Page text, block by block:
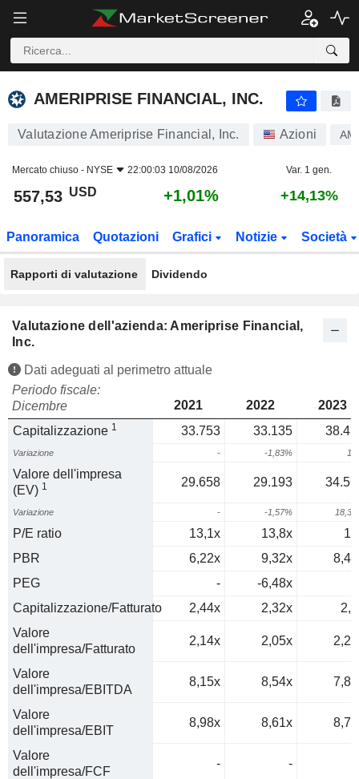
AMERIPRISE FINANCIAL, INC.
Valutazione Ameriprise Financial, Inc. Azioni
Mercato chiuso - NYSE 22:00:03 10/08/2026 Var. 1 gen.
557,53 USD +1,01% +14,13%
Panoramica Quotazioni Grafici Notizie Società
Rapporti di valutazione Dividendo
Valutazione dell'azienda: Ameriprise Financial,
Inc.
Dati adeguati al perimetro attuale
Periodo fiscale:
Dicembre
2021 2022
2023
Capitalizzazione 1 33.753 33.135
Variazione - -1,83%
Valore dell'impresa
(EV) 1 29.658 29.193
Variazione - -1,57%
P/E ratio 13,1x 13,8x
PBR
6,22x 9,32x
PEG
- -6,48x
Capitalizzazione/Fatturato
2,44x 2,32x
Valore
dell'impresa/Fatturato
2,14x 2,05x
Valore
dell'impresa/EBITDA
8,15x 8,54x
Valore
dell'impresa/EBIT
8,98x 8,61x
Valore
dell'impresa/FCF
- -